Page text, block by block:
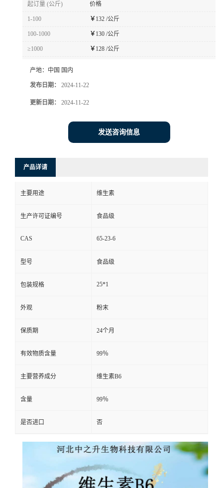
起订量 (公斤) 价格
1-100 ￥ 132 /公斤
100-1000 ￥ 130 /公斤
≥1000 ￥ 128 /公斤
产地： 中国 国内
发布日期： 2024-11-22
更新日期： 2024-11-22
发送咨询信息
产品详请
主要用途 维生素
生产许可证编号 食品级
CAS 65-23-6
型号 食品级
包装规格 25*1
外观 粉末
保质期 24个月
有效物质含量 99％
主要营养成分 维生素B6
含量 99％
是否进口 否